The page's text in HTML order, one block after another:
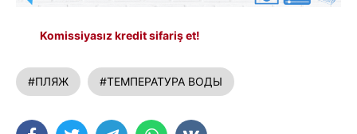
Komissiyasız kredit sifariş et!
#ПЛЯЖ #ТЕМПЕРАТУРА ВОДЫ